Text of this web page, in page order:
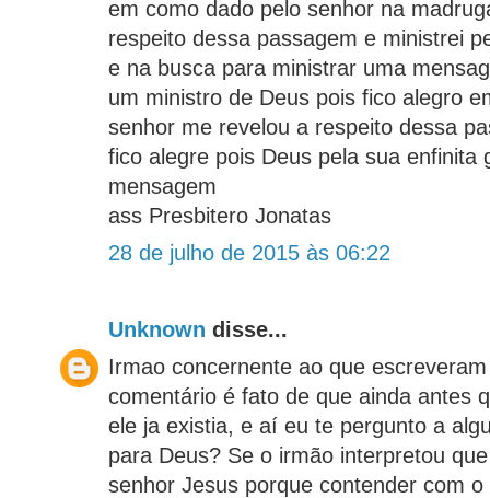
em como dado pelo senhor na
respeito dessa passagem e ministrei
e na busca para ministrar uma
um ministro de Deus pois fico alegro
senhor me revelou a respeito dessa
fico alegre pois Deus pela sua enfinita
mensagem
ass Presbitero Jonatas
28 de julho de 2015 às 06:22
Unknown disse...
Irmao concernente ao que
comentário é fato de que ainda antes
ele ja existia, e aí eu te pergunto a
para Deus? Se o irmão interpretou
senhor Jesus porque contender com